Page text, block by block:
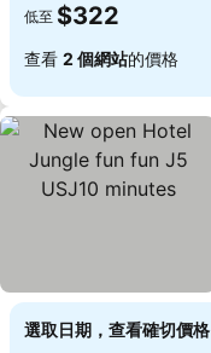
低至 $322
查看 2 個網站的價格
選取日期，查看確切價格